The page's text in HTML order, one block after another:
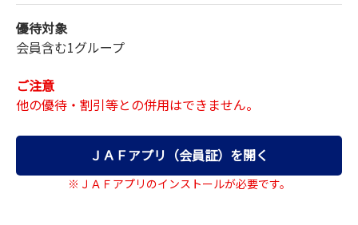
優待対象
会員含む1グループ
ご注意
他の優待・割引等との併用はできません。
ＪＡＦアプリ（会員証）を開く
※ＪＡＦアプリのインストールが必要です。